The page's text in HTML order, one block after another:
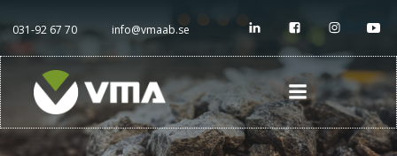
innehåll
031-92 67 70 info@vmaab.se